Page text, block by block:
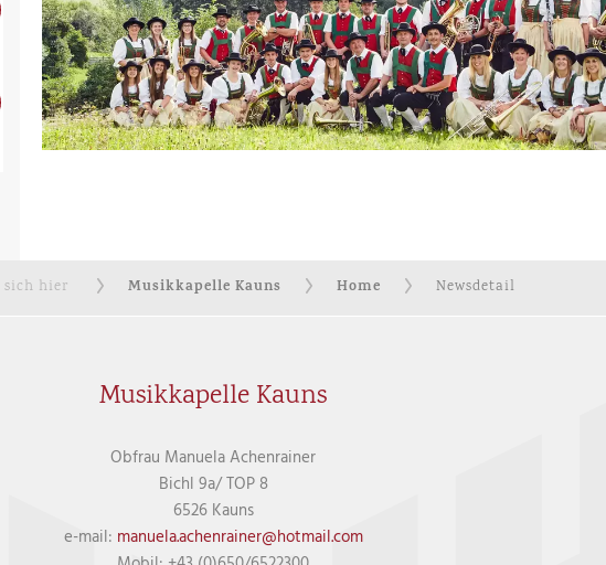
sich hier Musikkapelle Kauns Home Newsdetail
Musikkapelle Kauns
Obfrau Manuela Achenrainer
Bichl 9a/ TOP 8
6526 Kauns
e-mail: manuela.achenrainer@hotmail.com